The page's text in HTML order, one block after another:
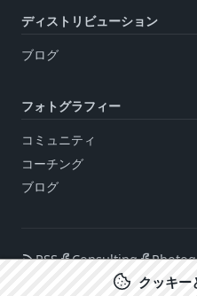
ディストリビューション
ブログ
フォトグラフィー
コミュニティ
コーチング
ブログ
RSS Consulting
クッキー